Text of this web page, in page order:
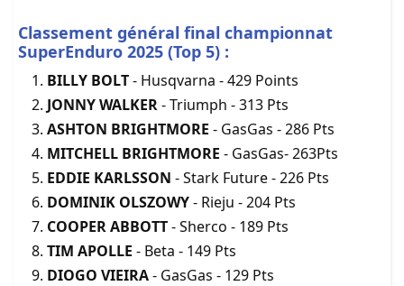
Classement général final championnat
SuperEnduro 2025 (Top 5) :
BILLY BOLT- Husqvarna - 429 Points
JONNY WALKER- Triumph - 313 Pts
ASHTON BRIGHTMORE - GasGas - 286 Pts
MITCHELL BRIGHTMORE - GasGas- 263Pts
EDDIE KARLSSON - Stark Future - 226 Pts
DOMINIK OLSZOWY- Rieju - 204 Pts
COOPER ABBOTT- Sherco - 189 Pts
TIM APOLLE - Beta - 149 Pts
DIOGO VIEIRA- GasGas - 129 Pts